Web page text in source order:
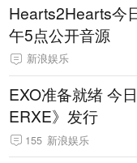
Hearts2Hearts今
午5点公开音源
新浪娱乐
EXO准备就绪 今
ERXE》发行
155 新浪娱乐